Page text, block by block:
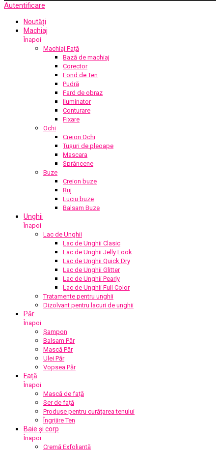
Autentificare
Noutăți
Machiaj
Înapoi
Machiaj Față
Bază de machiaj
Corector
Fond de Ten
Pudră
Fard de obraz
Iluminator
Conturare
Fixare
Ochi
Creion Ochi
Tușuri de pleoape
Mascara
Sprâncene
Buze
Creion buze
Ruj
Luciu buze
Balsam Buze
Unghii
Înapoi
Lac de Unghii
Lac de Unghii Clasic
Lac de Unghii Jelly Look
Lac de Unghii Quick Dry
Lac de Unghii Glitter
Lac de Unghii Pearly
Lac de Unghii Full Color
Tratamente pentru unghii
Dizolvant pentru lacuri de unghii
Păr
Înapoi
Șampon
Balsam Păr
Mască Păr
Ulei Păr
Vopsea Păr
Față
Înapoi
Mască de față
Ser de față
Produse pentru curățarea tenului
Îngrijire Ten
Baie și corp
Înapoi
Cremă Exfoliantă